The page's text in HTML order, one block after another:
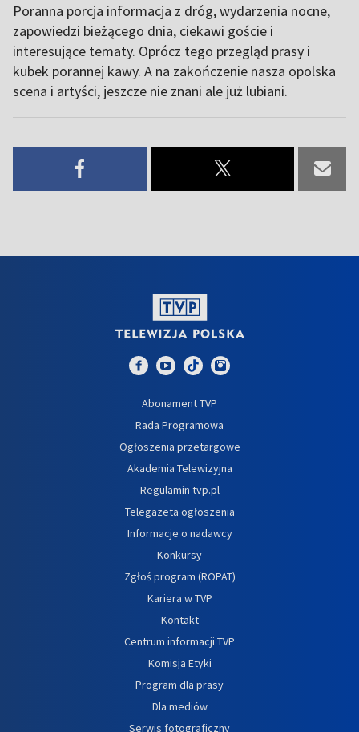
Poranna porcja informacja z dróg, wydarzenia nocne,
zapowiedzi bieżącego dnia, ciekawi goście i
interesujące tematy. Oprócz tego przegląd prasy i
kubek porannej kawy. A na zakończenie nasza opolska
scena i artyści, jeszcze nie znani ale już lubiani.
Abonament TVP
Rada Programowa
Ogłoszenia przetargowe
Akademia Telewizyjna
Regulamin tvp.pl
Telegazeta ogłoszenia
Informacje o nadawcy
Konkursy
Zgłoś program (ROPAT)
Kariera w TVP
Kontakt
Centrum informacji TVP
Komisja Etyki
Program dla prasy
Dla mediów
Serwis fotograficzny